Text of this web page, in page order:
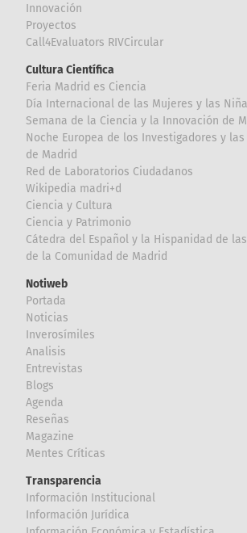
Innovación
Proyectos
Call4Evaluators RIVCircular
Cultura Científica
Feria Madrid es Ciencia
Día Internacional de las Mujeres y las
Semana de la Ciencia y la Innovación de
Noche Europea de los Investigadores y
de Madrid
Red de Laboratorios Ciudadanos
Wikipedia madri+d
Ciencia y Cultura
Ciencia y Patrimonio
Cátedra del Español y la Hispanidad de
de la Comunidad de Madrid
Notiweb
Portada
Noticias
Inverosímiles
Analisis
Entrevistas
Blogs
Agenda
Reseñas
Magazine
Mentes Críticas
Transparencia
Información Institucional
Información Jurídica